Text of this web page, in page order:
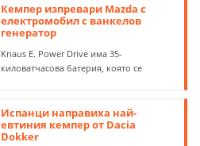
Кемпер изпревари Mazda с
електромобил с ванкелов
генератор
Knaus E. Power Drive има 35-
киловатчасова батерия, която се
Испанци направиха най-
евтиния кемпер от Dacia
Dokker